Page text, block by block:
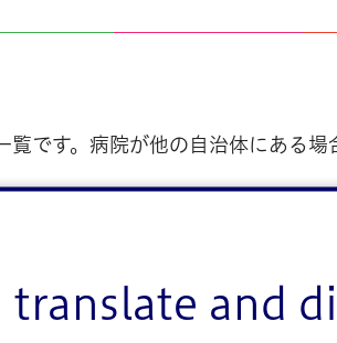
translate and
です。病院が他の自治体にある
頼される場合、事前に各医療機
ます。病院によっては、この名簿
の医療機関に、指定医師が在籍